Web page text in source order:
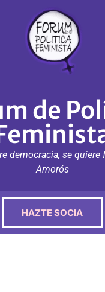
de
democracia, se quiere
Amorós
HAZTE SOCIA